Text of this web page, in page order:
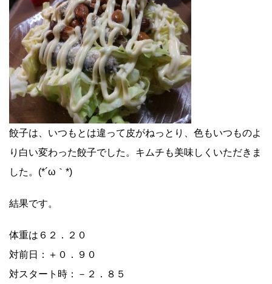
餃子は、いつもとは違って皮がねっとり、色もいつものよ
り白い変わった餃子でした。キムチも美味しくいただきま
した。(*´ω｀*)
結果です。
体重は６２．２０
対前日：＋０．９０
対スタート時：－２．８５